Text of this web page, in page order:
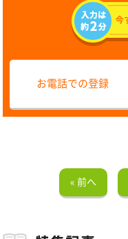
お電話での登録
« 前へ